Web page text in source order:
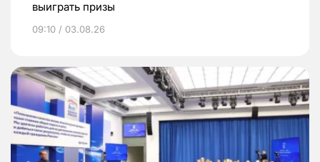
выиграть призы
09:10 / 03.08.26